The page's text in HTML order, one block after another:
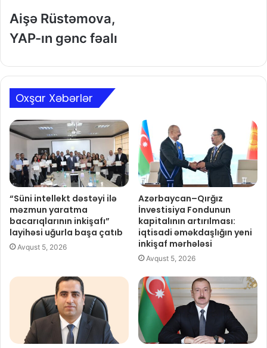
Aişə Rüstəmova,
YAP-ın gənc fəalı
Oxşar Xəbərlər
“Süni intellekt dəstəyi ilə
məzmun yaratma
bacarıqlarının inkişafı”
layihəsi uğurla başa çatıb
Avqust 5, 2026
Azərbaycan–Qırğız
İnvestisiya Fondunun
kapitalının artırılması:
iqtisadi əməkdaşlığın yeni
inkişaf mərhələsi
Avqust 5, 2026